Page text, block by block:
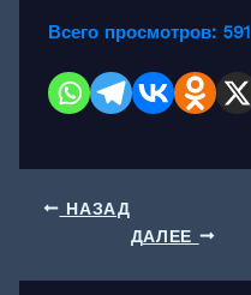
Всего просмотров: 591
НАЗАД
ДАЛЕЕ